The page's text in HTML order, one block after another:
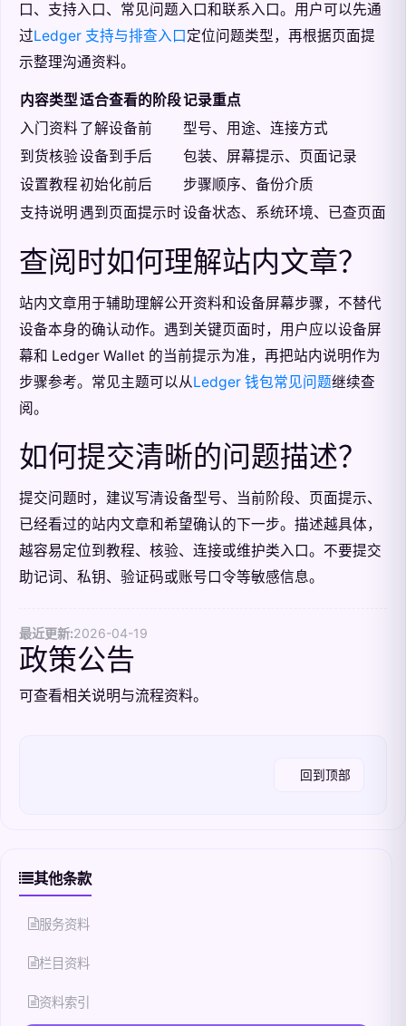
口、支持入口、常见问题入口和联系入口。用户可以先通
过Ledger 支持与排查入口定位问题类型，再根据页面提
示整理沟通资料。
内容类型适合查看的阶段记录重点
入门资料 了解设备前
型号、用途、连接方式
到货核验设备到手后
包装、屏幕提示、页面记录
设置教程初始化前后
步骤顺序、备份介质
支持说明 遇到页面提示时设备状态、系统环境、已查页面
查阅时如何理解站内文章？
站内文章用于辅助理解公开资料和设备屏幕步骤，不替代
设备本身的确认动作。遇到关键页面时，用户应以设备屏
幕和 Ledger Wallet 的当前提示为准，再把站内说明作为
步骤参考。常见主题可以从Ledger 钱包常见问题继续查
阅。
如何提交清晰的问题描述？
提交问题时，建议写清设备型号、当前阶段、页面提示、
已经看过的站内文章和希望确认的下一步。描述越具体，
越容易定位到教程、核验、连接或维护类入口。不要提交
助记词、私钥、验证码或账号口令等敏感信息。
最近更新:2026-04-19
政策公告
可查看相关说明与流程资料。
回到顶部
其他条款
服务资料
栏目资料
资料索引